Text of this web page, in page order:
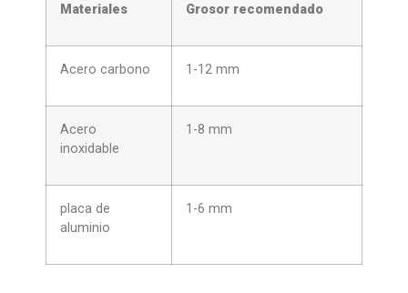
Materiales Grosor recomendado
Acero carbono 1-12 mm
Acero
inoxidable
1-8 mm
placa de
aluminio
1-6 mm